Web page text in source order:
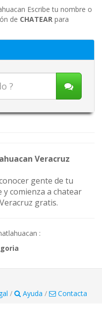
Escribe tu nombre o
de CHATEAR para
Veracruz
gente de tu
y comienza a chatear
gratis.
:
/ Ayuda / Contacta